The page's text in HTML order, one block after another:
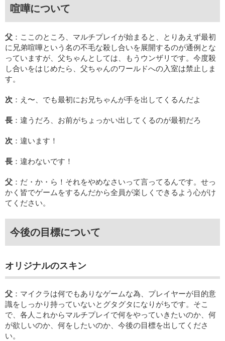
喧嘩について
父 ：ここのところ、マルチプレイが始まると、とりあえず最初
に兄弟喧嘩という名の不毛な殺し合いを展開するのが通例とな
っていますが、父ちゃんとしては、もうウンザリです。今度殺
し合いをはじめたら、父ちゃんのワールドへの入室は禁止しま
す。
次 ：え〜、でも最初にお兄ちゃんが手を出してくるんだよ
長 ：違うだろ、お前がちょっかい出してくるのが最初だろ
次 ：違います！
長 ：違わないです！
父 ：だ・か・ら！それをやめなさいって言ってるんです。せっ
かく皆でゲームをするんだから全員が楽しくできるよう心がけ
てください。
今後の目標について
オリジナルのスキン
父 ：マイクラは何でもありなゲームな為、プレイヤーが目的意
識をしっかり持っていないとグタグタになりがちです。そこ
で、各人これからマルチプレイで何をやっていきたいのか、何
が欲しいのか、何をしたいのか、今後の目標を出してくださ
い。